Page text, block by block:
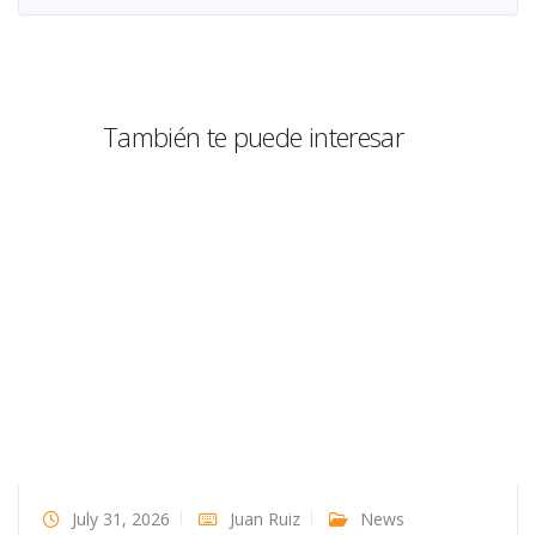
También te puede interesar
July 31, 2026 Juan Ruiz News